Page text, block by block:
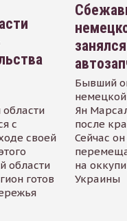
с
своей
области
готов
Бывший
Ян
после
Сейчас
на
Украины